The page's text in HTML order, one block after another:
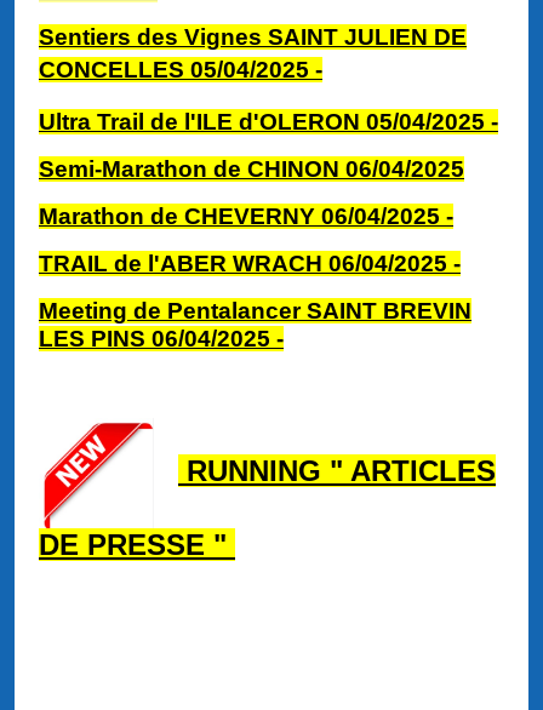
Sentiers des Vignes SAINT JULIEN DE
CONCELLES 05/04/2025 -
Ultra Trail de l'ILE d'OLERON 05/04/2025 -
Semi-Marathon de CHINON 06/04/2025
Marathon de CHEVERNY 06/04/2025 -
TRAIL de l'ABER WRACH 06/04/2025 -
Meeting de Pentalancer SAINT BREVIN
LES PINS 06/04/2025 -
RUNNING " ARTICLES
DE PRESSE "